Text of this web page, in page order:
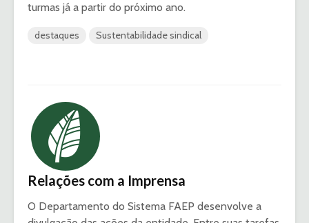
turmas já a partir do próximo ano.
destaques Sustentabilidade sindical
Relações com a Imprensa
O Departamento do Sistema FAEP desenvolve a